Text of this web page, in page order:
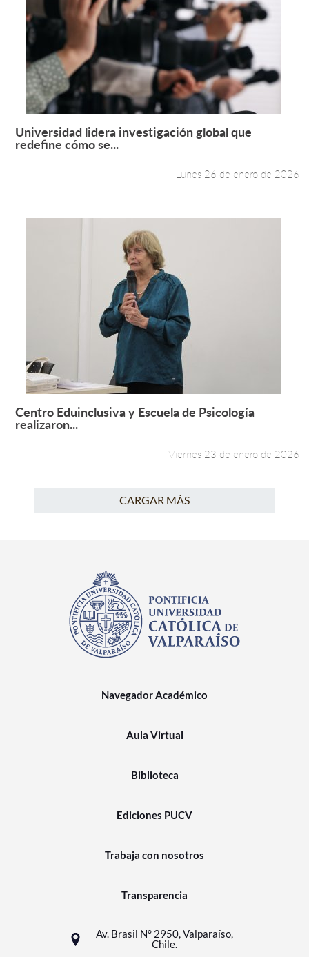
Leer más +
Universidad lidera investigación global que
redefine cómo se...
Lunes 26 de enero de 2026
Leer más +
Centro Eduinclusiva y Escuela de Psicología
realizaron...
Viernes 23 de enero de 2026
CARGAR MÁS
Navegador Académico
Aula Virtual
Biblioteca
Ediciones PUCV
Trabaja con nosotros
Transparencia
Av. Brasil N° 2950, Valparaíso,
Chile.